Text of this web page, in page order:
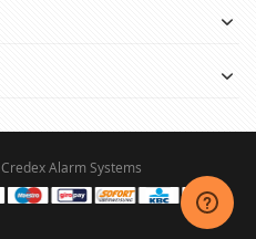
Credex Alarm Systems